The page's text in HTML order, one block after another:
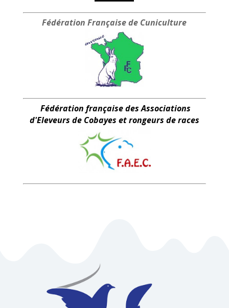
Fédération Française de Cuniculture
Fédération française des Associations
d'Eleveurs de Cobayes et rongeurs de races